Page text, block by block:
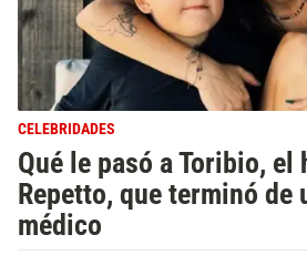
CELEBRIDADES
Qué le pasó a Toribio, el
Repetto, que terminó de
médico